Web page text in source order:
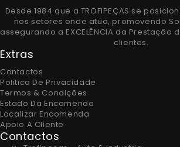
Desde 1984 que a TROFIPEÇAS se
nos setores onde atua, promovendo
assegurando a EXCELÊNCIA da Prestação
clientes.
Extras
Contactos
Politica De Privacidade
Termos & Condições
Estado Da Encomenda
Localizar Encomenda
Apoio A Cliente
Contactos